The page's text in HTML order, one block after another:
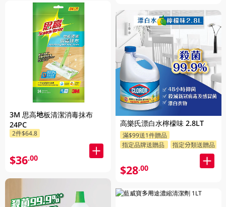
3M 思高地板清潔消毒抹布
24PC
2件$64.8
$36.00
高樂氏漂白水檸檬味 2.8LT
滿$99送1件贈品
指定品牌送贈品
指定分類送贈品
$28.00